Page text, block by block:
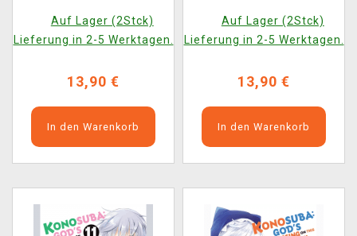
ENG
Auf Lager (2Stck)
Lieferung in 2-5 Werktagen.
13,90 €
In den Warenkorb
ENG
Auf Lager (2Stck)
Lieferung in 2-5 Werktagen.
13,90 €
In den Warenkorb